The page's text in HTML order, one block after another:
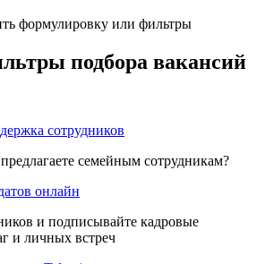
формулировку или фильтры
подбора вакансий
сотрудников
семейным сотрудникам?
онлайн
и подписывайте кадровые
и личных встреч